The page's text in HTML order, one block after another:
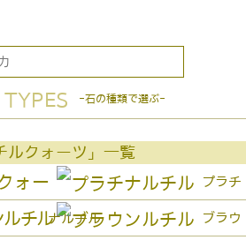
-石の種類で選ぶ-
ルクォーツ」一覧
プラチ
ナルチル ブラウ